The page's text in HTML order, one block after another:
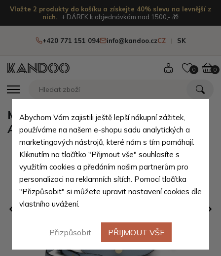
Vložte 2 produkty do košíku a získejte 40% slevu na levnější z
nich.
+ DÁREK k objednávkám nad 1500,- 🎁
+420 771 151 094 info@kandoo.czCZ SK
0 0
Modrá dámská klopnová kabelka
Abby
Abychom Vám zajistili ještě lepší nákupní zážitek,
používáme na našem e-shopu sadu analytických a
marketingových nástrojů, které nám s tím pomáhají.
Kliknutím na tlačítko "Přijmout vše" souhlasíte s
využitím cookies a předáním našim partnerům pro
personalizaci na reklamních sítích. Pomocí tlačítka
"Přizpůsobit" si můžete upravit nastavení cookies dle
vlastního uvážení.
Přizpůsobit PŘIJMOUT VŠE